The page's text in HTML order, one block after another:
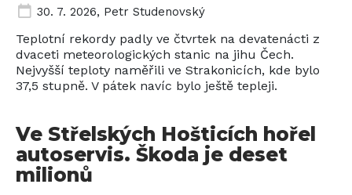
30. 7. 2026, Petr Studenovský
Teplotní rekordy padly ve čtvrtek na devatenácti z
dvaceti meteorologických stanic na jihu Čech.
Nejvyšší teploty naměřili ve Strakonicích, kde bylo
37,5 stupně. V pátek navíc bylo ještě tepleji.
Ve Střelských Hošticích hořel
autoservis. Škoda je deset
milionů